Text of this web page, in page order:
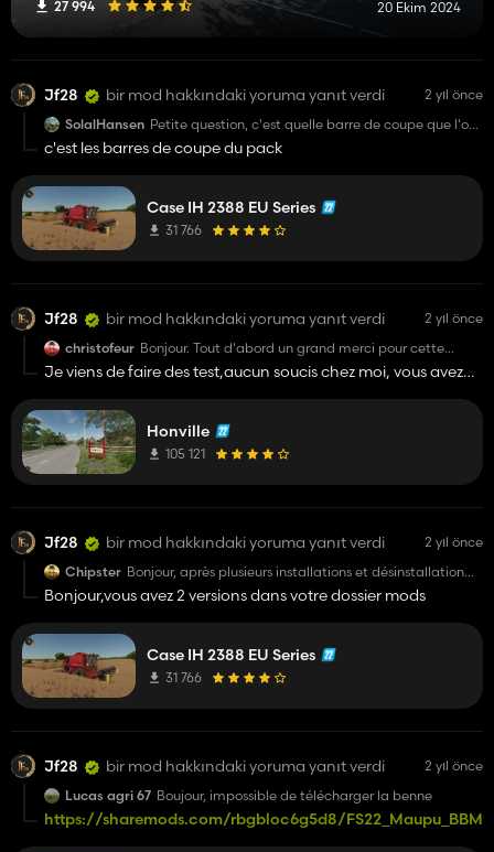
27 994 20 Ekim 2024
Jf28 bir mod hakkındaki yoruma yanıt verdi
2 yıl önce
SolalHansen Petite question, c'est quelle barre de coupe que l'on
te voit utiliser sur la deuxième photo ? Merci
c'est les barres de coupe du pack
Case IH 2388 EU Series
31 766
Jf28 bir mod hakkındaki yoruma yanıt verdi
2 yıl önce
christofeur Bonjour. Tout d'abord un grand merci pour cette
superbe map. J'ai néanmoins un soucis. Je remplis le
silo à engrais liquide, ca me décompte les sous, et il
comprends pas trop ..
D'avance merci de votre réponse.
Je viens de faire des test,aucun soucis chez moi, vous avez
Honville
105 121
Jf28 bir mod hakkındaki yoruma yanıt verdi
2 yıl önce
Chipster Bonjour, après plusieurs installations et désinstallation
j’ai toujours le même problème le mod et en us et non en
eu et même dans le dossier mygame il et en us auriez-
Bonjour,vous avez 2 versions dans votre dossier mods
Case IH 2388 EU Series
31 766
Jf28 bir mod hakkındaki yoruma yanıt verdi
2 yıl önce
Lucas agri 67 Boujour, impossible de télécharger la benne
https://sharemods.com/rbgbloc6g5d8/